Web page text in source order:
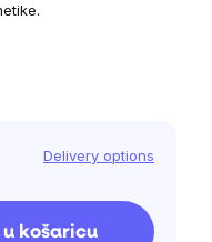
Delivery options
u košaricu